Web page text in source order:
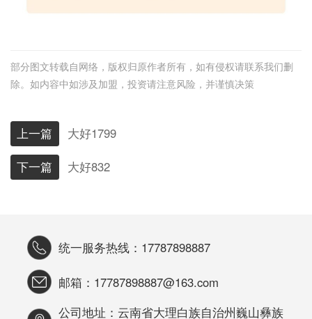
部分图文转载自网络，版权归原作者所有，如有侵权请联系我们删
除。如内容中如涉及加盟，投资请注意风险，并谨慎决策
上一篇
大好1799
下一篇
大好832
统一服务热线：17787898887
邮箱：17787898887@163.com
公司地址：云南省大理白族自治州巍山彝族